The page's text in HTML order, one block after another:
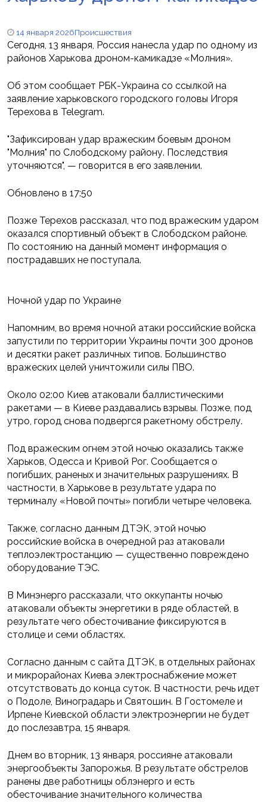
14 января 2026Происшествия
Сегодня, 13 января, Россия нанесла удар по одному из
районов Харькова дроном-камикадзе «Молния».
Об этом сообщает РБК-Украина со ссылкой на
заявление харьковского городского головы Игоря
Терехова в Telegram.
"Зафиксирован удар вражеским боевым дроном
"Молния" по Слободскому району. Последствия
уточняются", — говорится в его заявлении.
Обновлено в 17:50
Позже Терехов рассказал, что под вражеским ударом
оказался спортивный объект в Слободском районе.
По состоянию на данный момент информация о
пострадавших не поступала.
Ночной удар по Украине
Напомним, во время ночной атаки российские войска
запустили по территории Украины почти 300 дронов
и десятки ракет различных типов. Большинство
вражеских целей уничтожили силы ПВО.
Около 02:00 Киев атаковали баллистическими
ракетами — в Киеве раздавались взрывы. Позже, под
утро, город снова подвергся ракетному обстрелу.
Под вражеским огнем этой ночью оказались также
Харьков, Одесса и Кривой Рог. Сообщается о
погибших, раненых и значительных разрушениях. В
частности, в Харькове в результате удара по
терминалу «Новой почты» погибли четыре человека.
Также, согласно данным ДТЭК, этой ночью
российские войска в очередной раз атаковали
теплоэлектростанцию — существенно повреждено
оборудование ТЭС.
В Минэнерго рассказали, что оккупанты ночью
атаковали объекты энергетики в ряде областей, в
результате чего обесточивание фиксируются в
столице и семи областях.
Согласно данным с сайта ДТЭК, в отдельных районах
и микрорайонах Киева электроснабжение может
отсутствовать до конца суток. В частности, речь идет
о Подоле, Виноградарь и Святошин. В Гостомеле и
Ирпене Киевской области электроэнергии не будет
до послезавтра, 15 января.
Днем во вторник, 13 января, россияне атаковали
энергообъекты Запорожья. В результате обстрелов
ранены две работницы облэнерго и есть
обесточивание значительного количества